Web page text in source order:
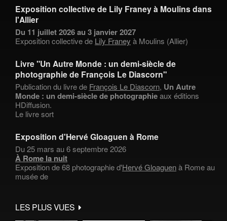
Exposition collective de Lily Franey à Moulins dans
l'Allier
Du 11 juillet 2026 au 3 janvier 2027
Exposition collective de Lily Franey à Moulins (Allier)
Livre "Un Autre Monde : un demi-siècle de
photographie de François Le Diascorn"
Publication du livre de François Le Diascorn, Un Autre
Monde : un demi-siècle de photographieaux éditions
HDiffusion.
Le livre sort
Exposition d'Hervé Gloaguen à Rome
Du 25 mars au 6 septembre 2026
À Rome la nuit
Exposition de 68 photographie d'Hervé Gloaguenà Rome au
musée de
LES PLUS VUES